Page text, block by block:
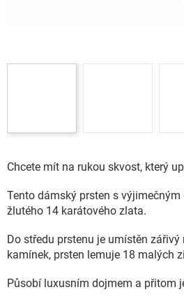
Chcete mít na rukou skvost, který
Tento dámský prsten s
žlutého 14 karátového zlata.
Do středu prstenu je umístěn
kamínek, prsten lemuje 18 malých
Působí luxusním dojmem a přitom